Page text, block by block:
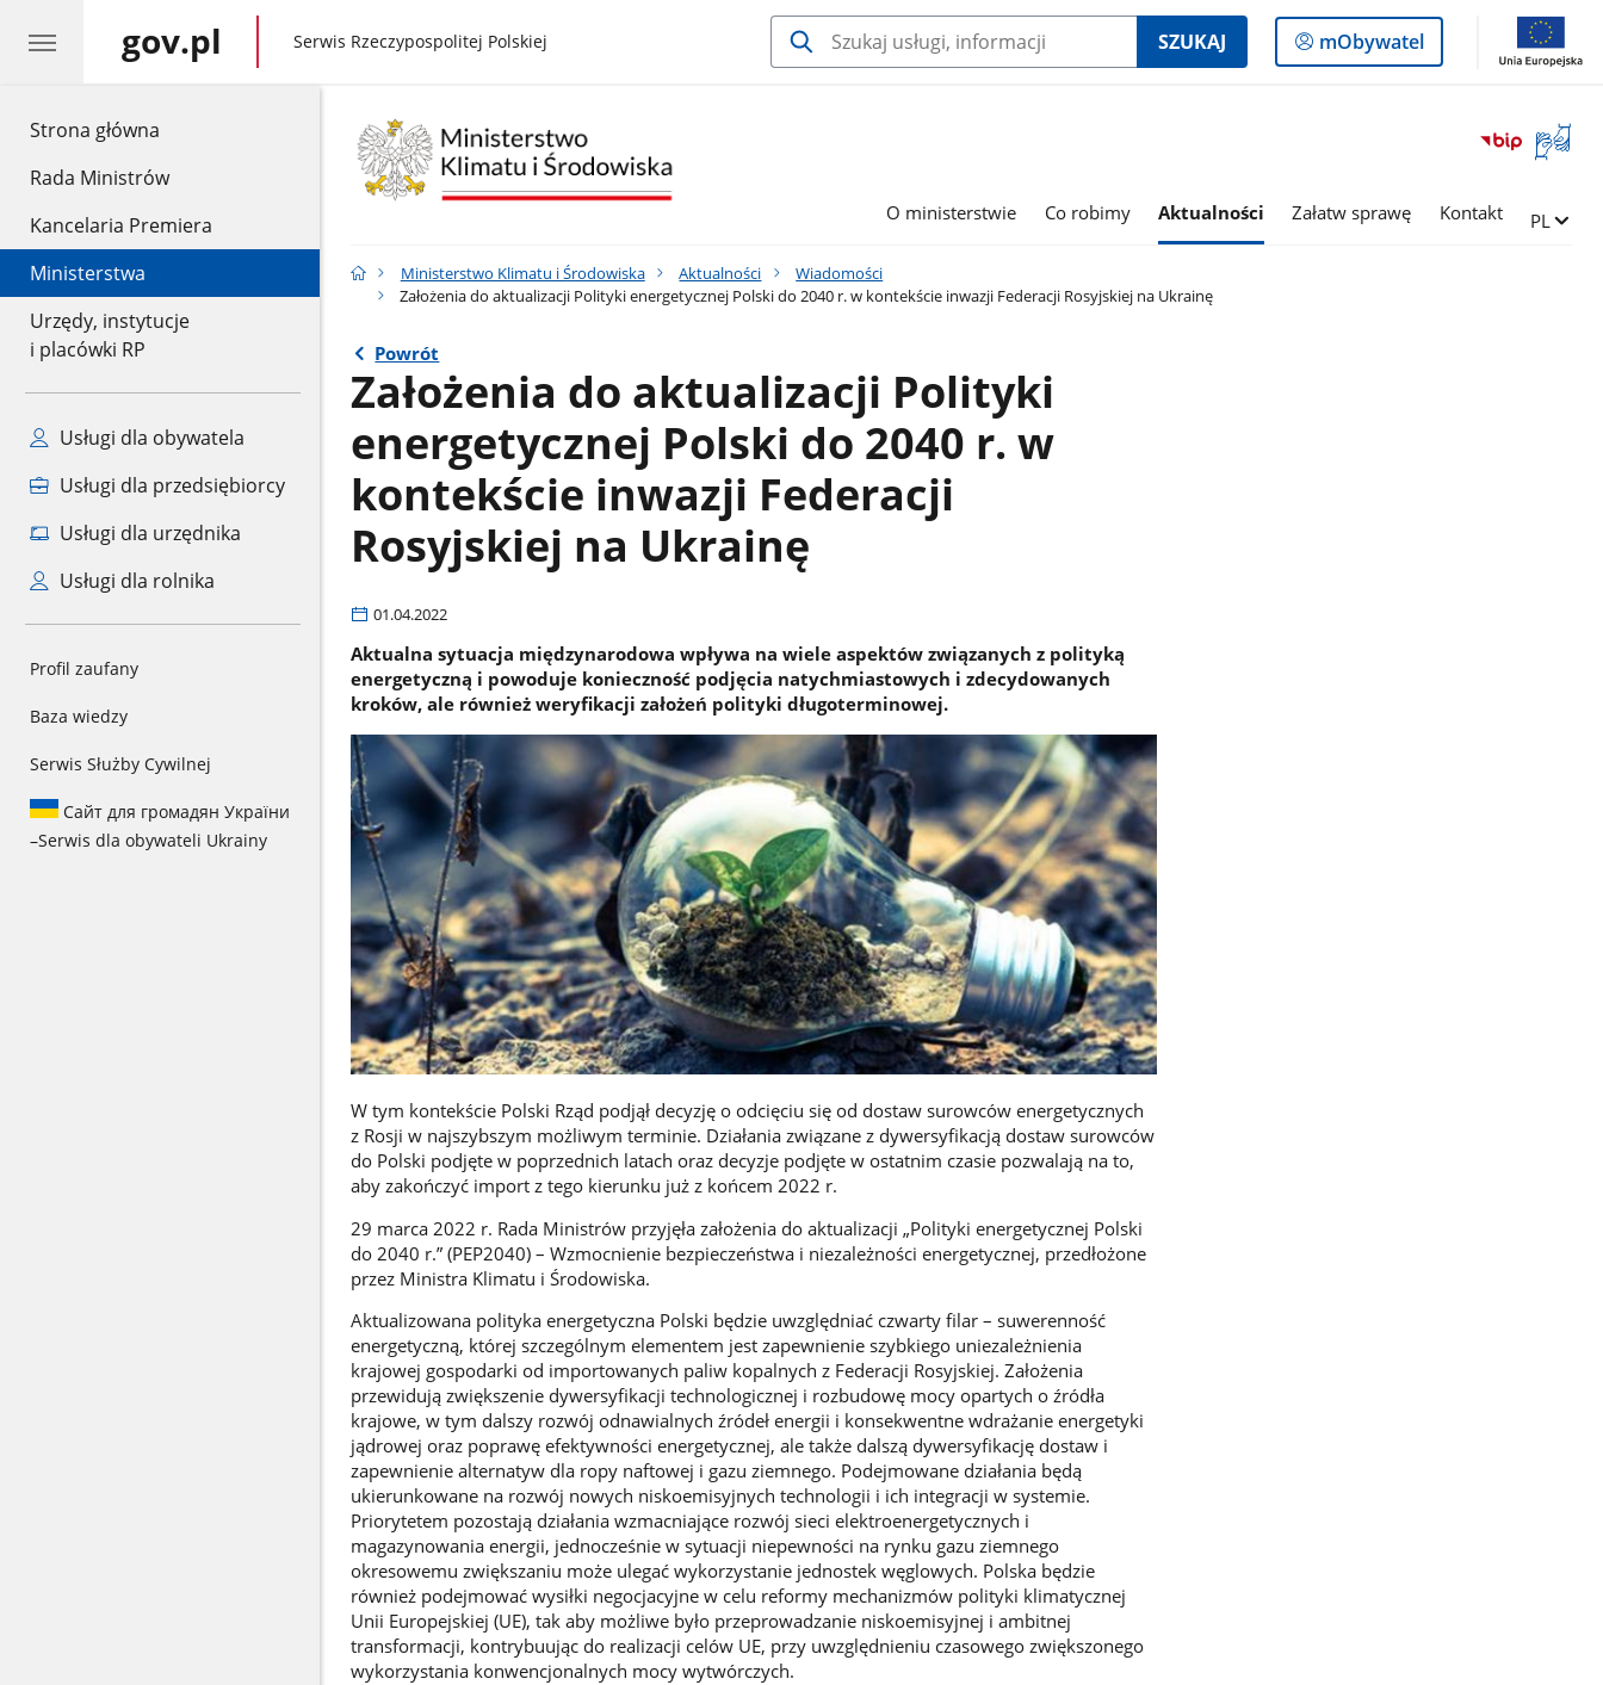
Strona główna
Rada Ministrów
Kancelaria Premiera
Ministerstwa
Urzędy, instytucje
i placówki RP
Usługi dla obywatela
Usługi dla przedsiębiorcy
Usługi dla urzędnika
Usługi dla rolnika
Profil zaufany
Baza wiedzy
Serwis Służby Cywilnej
Сайт для громадян України
–Serwis dla obywateli Ukrainy
gov.pl gov.pl
Serwis Rzeczypospolitej Polskiej SZUKAJ
Logowanie
do
mObywatel
Otwórz
okno
języka
O ministerstwie Co robimy Aktualności Załatw sprawę Kontakt Zmień
PL
Ministerstwo Klimatu i Środowiska Aktualności
Wiadomości
Założenia do aktualizacji Polityki energetycznej Polski do 2040 r. w kontekście inwazji Federacji Rosyjskiej na Ukrainę
Powrót
Założenia do aktualizacji Polityki
energetycznej Polski do 2040 r. w
kontekście inwazji Federacji
Rosyjskiej na Ukrainę
01.04.2022
Aktualna sytuacja międzynarodowa wpływa na wiele aspektów związanych z polityką
energetyczną i powoduje konieczność podjęcia natychmiastowych i zdecydowanych
kroków, ale również weryfikacji założeń polityki długoterminowej.
W tym kontekście Polski Rząd podjął decyzję o odcięciu się od dostaw surowców energetycznych
z Rosji w najszybszym możliwym terminie. Działania związane z dywersyfikacją dostaw surowców
do Polski podjęte w poprzednich latach oraz decyzje podjęte w ostatnim czasie pozwalają na to,
aby zakończyć import z tego kierunku już z końcem 2022 r.
29 marca 2022 r. Rada Ministrów przyjęła założenia do aktualizacji „Polityki energetycznej Polski
do 2040 r.” (PEP2040) – Wzmocnienie bezpieczeństwa i niezależności energetycznej, przedłożone
przez Ministra Klimatu i Środowiska.
Aktualizowana polityka energetyczna Polski będzie uwzględniać czwarty filar – suwerenność
energetyczną, której szczególnym elementem jest zapewnienie szybkiego uniezależnienia
krajowej gospodarki od importowanych paliw kopalnych z Federacji Rosyjskiej. Założenia
przewidują zwiększenie dywersyfikacji technologicznej i rozbudowę mocy opartych o źródła
krajowe, w tym dalszy rozwój odnawialnych źródeł energii i konsekwentne wdrażanie energetyki
jądrowej oraz poprawę efektywności energetycznej, ale także dalszą dywersyfikację dostaw i
zapewnienie alternatyw dla ropy naftowej i gazu ziemnego. Podejmowane działania będą
ukierunkowane na rozwój nowych niskoemisyjnych technologii i ich integracji w systemie.
Priorytetem pozostają działania wzmacniające rozwój sieci elektroenergetycznych i
magazynowania energii, jednocześnie w sytuacji niepewności na rynku gazu ziemnego
okresowemu zwiększaniu może ulegać wykorzystanie jednostek węglowych. Polska będzie
również podejmować wysiłki negocjacyjne w celu reformy mechanizmów polityki klimatycznej
Unii Europejskiej (UE), tak aby możliwe było przeprowadzanie niskoemisyjnej i ambitnej
transformacji, kontrybuując do realizacji celów UE, przy uwzględnieniu czasowego zwiększonego
wykorzystania konwencjonalnych mocy wytwórczych.